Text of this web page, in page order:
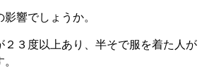
響でしょうか。
２３度以上あり、半そで服を着た人が